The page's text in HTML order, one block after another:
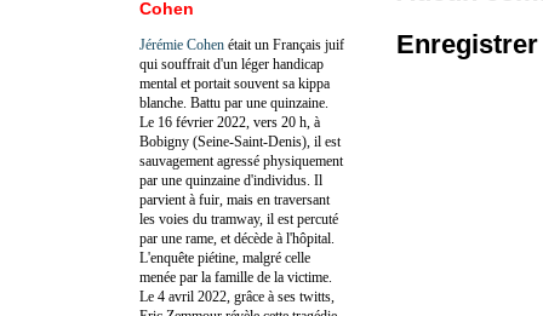
Cohen
Jérémie Cohen était un Français juif
qui souffrait d'un léger handicap
mental et portait souvent sa kippa
blanche. Battu par une quinzaine.
Le 16 février 2022, vers 20 h, à
Bobigny (Seine-Saint-Denis), il est
sauvagement agressé physiquement
par une quinzaine d'individus. Il
parvient à fuir, mais en traversant
les voies du tramway, il est percuté
par une rame, et décède à l'hôpital.
L'enquête piétine, malgré celle
menée par la famille de la victime.
Le 4 avril 2022, grâce à ses twitts,